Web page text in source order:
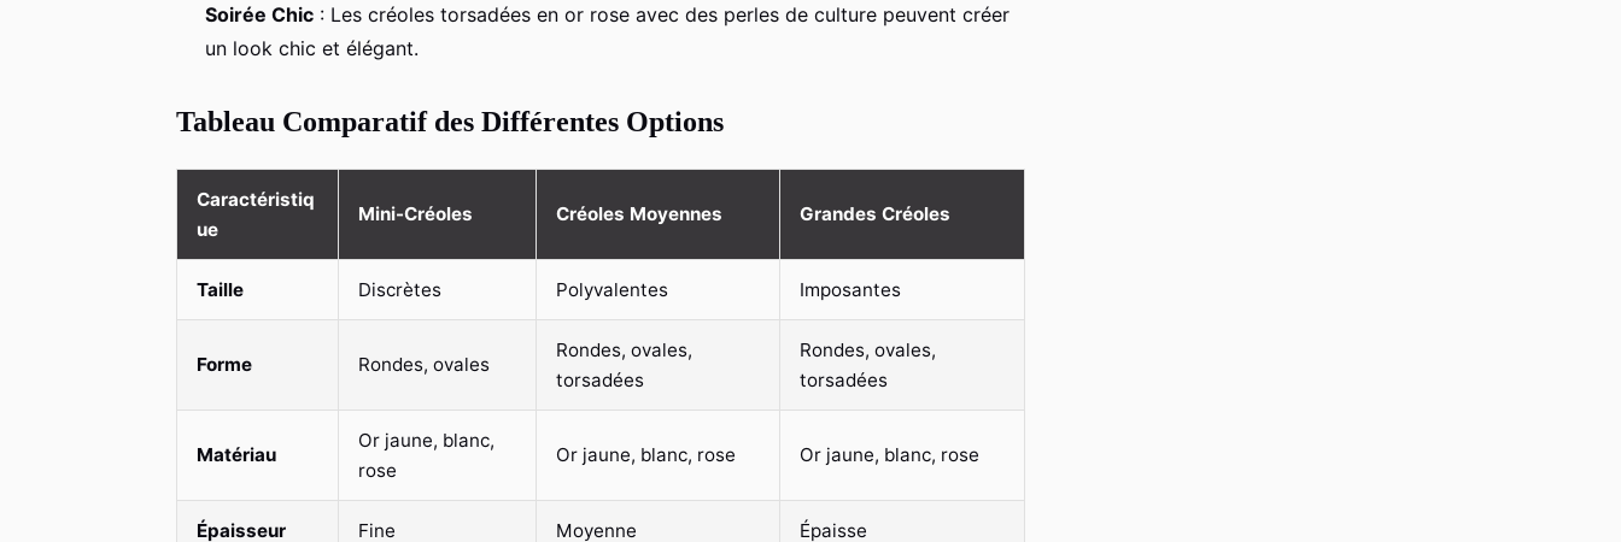
Soirée Chic : Les créoles torsadées en or rose avec des perles de culture peuvent créer
un look chic et élégant.
Tableau Comparatif des Différentes Options
Caractéristiq
ue
Mini-Créoles Créoles Moyennes Grandes Créoles
Taille Discrètes Polyvalentes Imposantes
Forme Rondes, ovales
Rondes, ovales,
torsadées
Rondes, ovales,
torsadées
Matériau
Or jaune, blanc,
rose
Or jaune, blanc, rose Or jaune, blanc, rose
Épaisseur Fine Moyenne Épaisse